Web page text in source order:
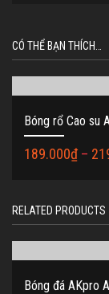
CÓ THỂ BẠN THÍCH…
Bóng rổ Cao su
189.000₫–
RELATED PRODUCTS
Bóng đá AKpro